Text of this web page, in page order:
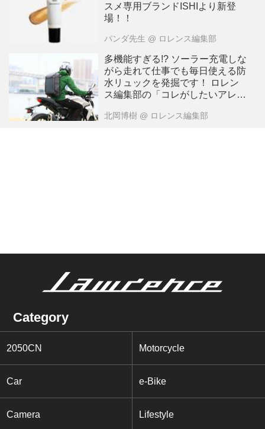
スメ専用ブランドISHIより新登
場！！
パンダ先生 @ ロレンス編集部
多機能すぎる!? ソーラー充電しな
がら走れて仕事でも毎日使える防
水リュックを発掘です！ ロレン
ス編集部の「コレがしたいアレが
北岡博樹 @ ロレンス編集部
Category
2050CN Motorcycle
Car e-Bike
Camera Lifestyle